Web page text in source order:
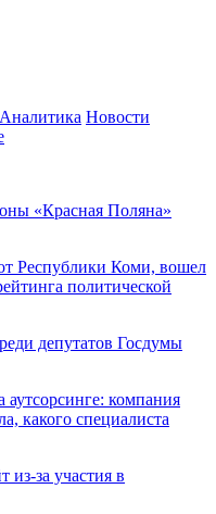
Аналитика Новости
«Красная Поляна»
Республики Коми, вошел
политической
депутатов Госдумы
аутсорсинге: компания
какого специалиста
из-за участия в